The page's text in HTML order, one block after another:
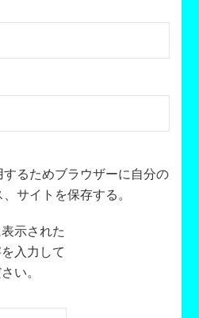
るためブラウザーに自分の
サイトを保存する。
示された
入力して
い。